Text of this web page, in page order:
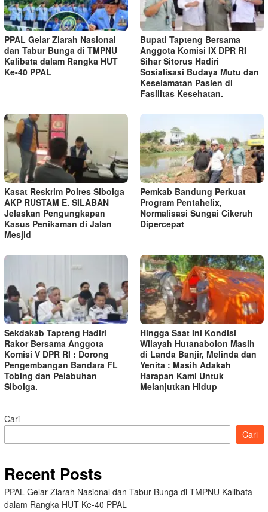
PPAL Gelar Ziarah Nasional
dan Tabur Bunga di TMPNU
Kalibata dalam Rangka HUT
Ke-40 PPAL
Bupati Tapteng Bersama
Anggota Komisi IX DPR RI
Sihar Sitorus Hadiri
Sosialisasi Budaya Mutu dan
Keselamatan Pasien di
Fasilitas Kesehatan.
Kasat Reskrim Polres Sibolga
AKP RUSTAM E. SILABAN
Jelaskan Pengungkapan
Kasus Penikaman di Jalan
Mesjid
Pemkab Bandung Perkuat
Program Pentahelix,
Normalisasi Sungai Cikeruh
Dipercepat
Sekdakab Tapteng Hadiri
Rakor Bersama Anggota
Komisi V DPR RI : Dorong
Pengembangan Bandara FL
Tobing dan Pelabuhan
Sibolga.
Hingga Saat Ini Kondisi
Wilayah Hutanabolon Masih
di Landa Banjir, Melinda dan
Yenita : Masih Adakah
Harapan Kami Untuk
Melanjutkan Hidup
Cari
Cari
Recent Posts
PPAL Gelar Ziarah Nasional dan Tabur Bunga di TMPNU Kalibata
dalam Rangka HUT Ke-40 PPAL